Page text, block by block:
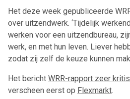
Het deze week gepubliceerde
over uitzendwerk. ‘Tijdelijk
werken voor een uitzendbureau,
werk, en met hun leven. Liever
zodat zij zelf de keuze kunnen
Het bericht WRR-rapport zeer
verscheen eerst op Flexmarkt.